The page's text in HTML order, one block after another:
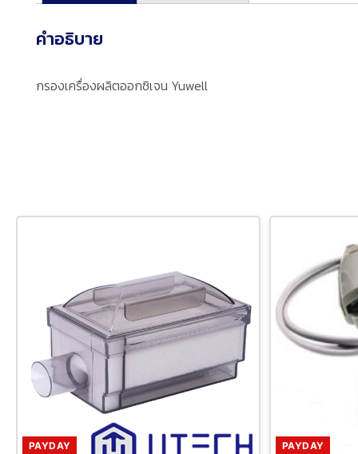
คำอธิบาย
กรองเครื่องผลิตออกซิเจน Yuwell
PAYDAY PAYDAY